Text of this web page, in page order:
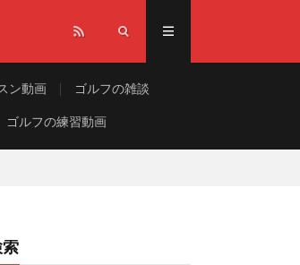
ン動画 ゴルフの雑談
ゴルフの練習動画